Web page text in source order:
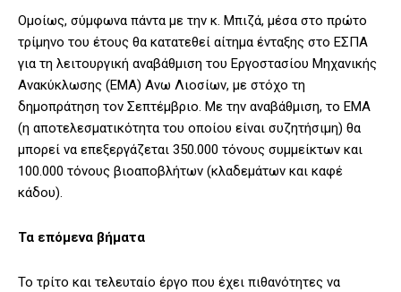
Ομοίως, σύμφωνα πάντα με την κ. Μπιζά, μέσα στο πρώτο
τρίμηνο του έτους θα κατατεθεί αίτημα ένταξης στο ΕΣΠΑ
για τη λειτουργική αναβάθμιση του Εργοστασίου Μηχανικής
Ανακύκλωσης (ΕΜΑ) Ανω Λιοσίων, με στόχο τη
δημοπράτηση τον Σεπτέμβριο. Με την αναβάθμιση, το ΕΜΑ
(η αποτελεσματικότητα του οποίου είναι συζητήσιμη) θα
μπορεί να επεξεργάζεται 350.000 τόνους συμμείκτων και
100.000 τόνους βιοαποβλήτων (κλαδεμάτων και καφέ
κάδου).
Τα επόμενα βήματα
Το τρίτο και τελευταίο έργο που έχει πιθανότητες να